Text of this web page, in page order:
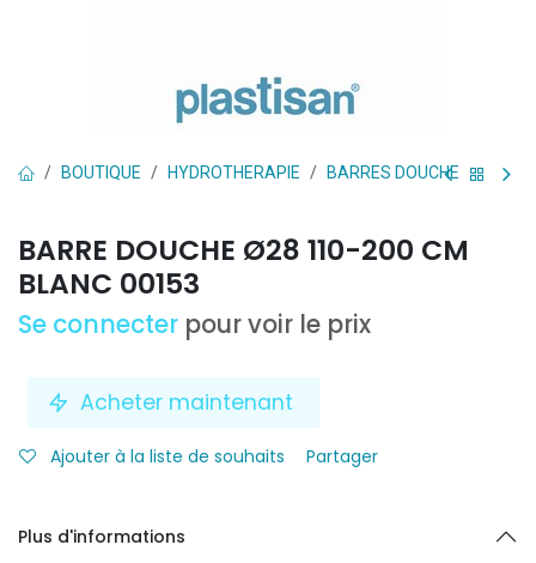
BOUTIQUE HYDROTHERAPIE BARRES DOUCHE
BARRE DOUCHE Ø28 110-200 CM
BLANC 00153
Se connecter pour voir le prix
Acheter maintenant
Ajouter à la liste de souhaits Partager
Plus d'informations